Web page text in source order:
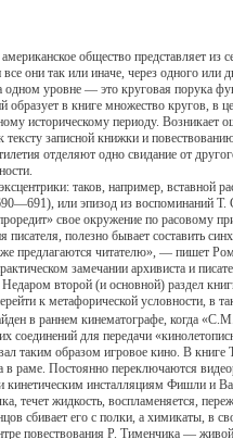
общество представляет из
они так или иначе, через одного
одном уровне — это круговая порука
образует в книге множество кругов, в
историческому периоду.
записной книжки и
отделяют одно свидание от
таков, например, вставной
или эпизод из воспоминаний
свое окружение по расовому
полезно бывает составить
предлагаются читателю», — пишет
замечании архивиста и
Недаром второй (и основной) раздел
к метафорической условности, в
в раннем кинематографе, когда
соединений для передачи
таким образом игровое кино. В
раме. Постоянно переключаются
инсталляциям Фишли и
течет жидкость, воспламеняется,
сбивает его с полки, а химикаты, в
повествования Р. Тименчика —